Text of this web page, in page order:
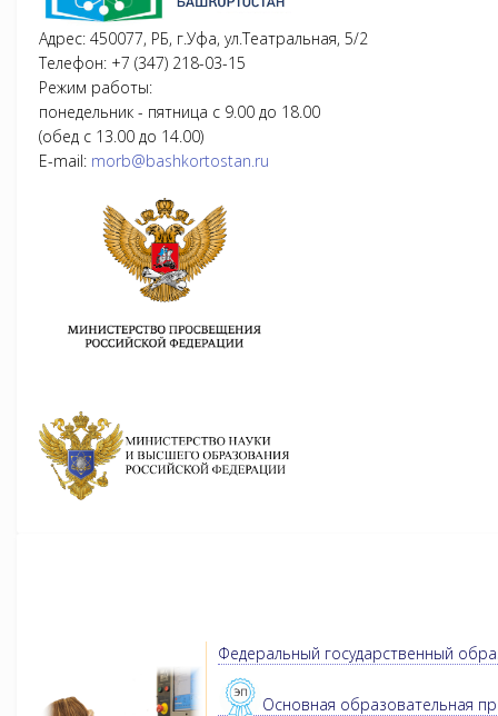
Адрес: 450077, РБ, г.Уфа, ул.Театральная, 5/2
Телефон: +7 (347) 218-03-15
Режим работы:
понедельник - пятница с 9.00 до 18.00
(обед с 13.00 до 14.00)
E-mail: morb@bashkortostan.ru
Федеральный государственный
Основная образовательная